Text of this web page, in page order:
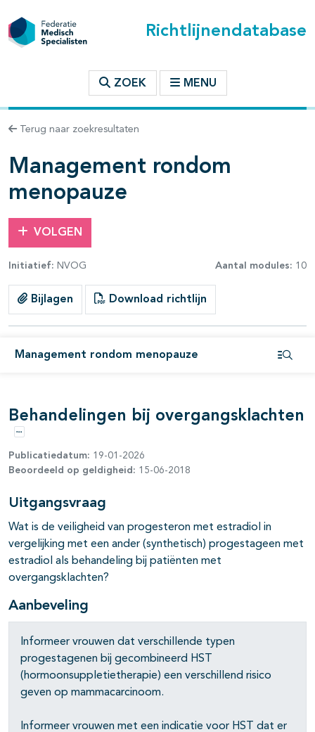
Richtlijnendatabase
ZOEK MENU
Terug naar zoekresultaten
Management rondom
menopauze
VOLGEN
Initiatief: NVOG Aantal modules: 10
Bijlagen Download richtlijn
Management rondom menopauze
binnen deze richtlijn
Behandelingen bij overgangsklachten
Opties
Publicatiedatum: 19-01-2026
Beoordeeld op geldigheid: 15-06-2018
Uitgangsvraag
Wat is de veiligheid van progesteron met estradiol in
vergelijking met een ander (synthetisch) progestageen met
estradiol als behandeling bij patiënten met
overgangsklachten?
Aanbeveling
Informeer vrouwen dat verschillende typen
progestagenen bij gecombineerd HST
(hormoonsuppletietherapie) een verschillend risico
geven op mammacarcinoom.
Informeer vrouwen met een indicatie voor HST dat er